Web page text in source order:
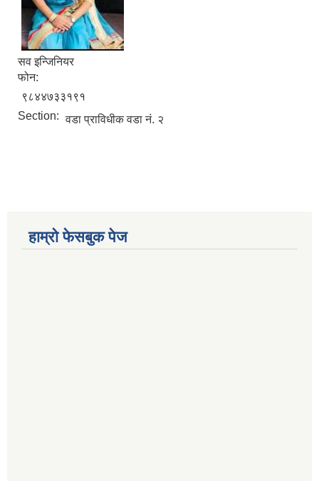
सव इन्जिनियर
फोन:
९८४४७३३१९१
Section: वडा प्राविधीक वडा नं. २
हाम्रो फेसबुक पेज